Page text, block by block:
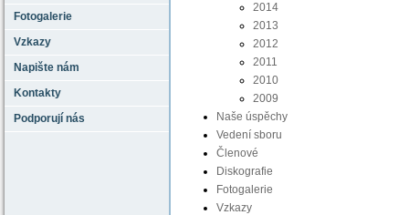
Fotogalerie
Vzkazy
Napište nám
Kontakty
Podporují nás
2014
2013
2012
2011
2010
2009
Naše úspěchy
Vedení sboru
Členové
Diskografie
Fotogalerie
Vzkazy